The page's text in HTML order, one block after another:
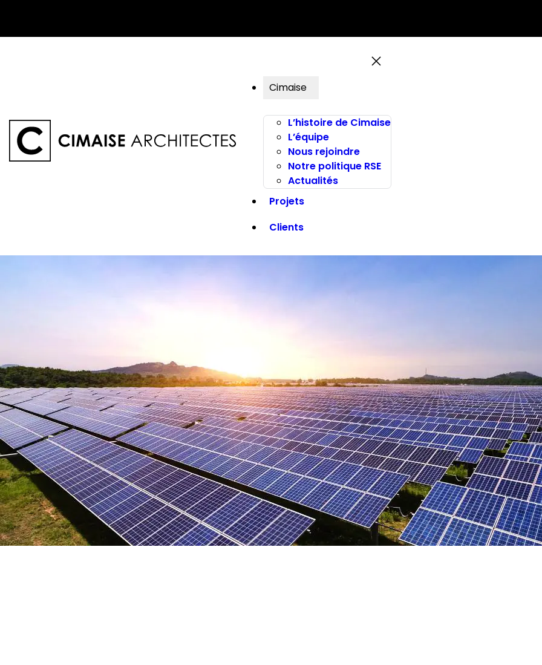
Cimaise
L’histoire de Cimaise
L’équipe
Nous rejoindre
Notre politique RSE
Actualités
Projets
Clients